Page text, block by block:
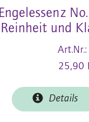
Engelessenz
Reinheit und
25,90
Details